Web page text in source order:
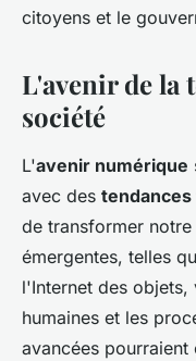
citoyens et le
L'avenir de la
société
L'avenir numérique
avec des
de transformer
émergentes, telles
l'Internet des
humaines et les
avancées pourraient